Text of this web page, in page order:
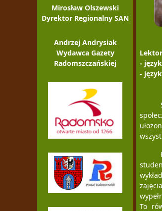
Mirosław Olszewski
Dyrektor Regionalny SAN
Andrzej Andrysiak
Wydawca Gazety
Radomszczańskiej
-
-
To